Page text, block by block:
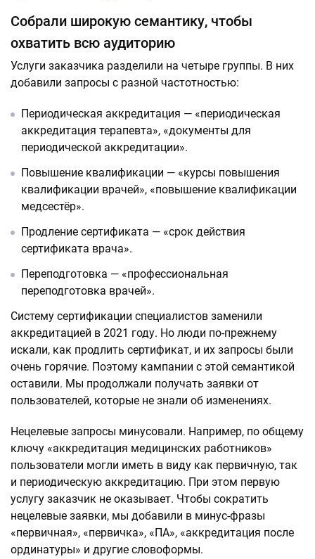
Собрали широкую семантику, чтобы
охватить всю аудиторию
Услуги заказчика разделили на четыре группы. В них
добавили запросы с разной частотностью:
Периодическая аккредитация — «периодическая
аккредитация терапевта», «документы для
периодической аккредитации».
Повышение квалификации — «курсы повышения
квалификации врачей», «повышение квалификации
медсестёр».
Продление сертификата — «срок действия
сертификата врача».
Переподготовка — «профессиональная
переподготовка врачей».
Систему сертификации специалистов заменили
аккредитацией в 2021 году. Но люди по-прежнему
искали, как продлить сертификат, и их запросы были
очень горячие. Поэтому кампании с этой семантикой
оставили. Мы продолжали получать заявки от
пользователей, которые не знали об изменениях.
Нецелевые запросы минусовали. Например, по общему
ключу «аккредитация медицинских работников»
пользователи могли иметь в виду как первичную, так
и периодическую аккредитацию. При этом первую
услугу заказчик не оказывает. Чтобы сократить
нецелевые заявки, мы добавили в минус-фразы
«первичная», «первичка», «ПА», «аккредитация после
ординатуры» и другие словоформы.